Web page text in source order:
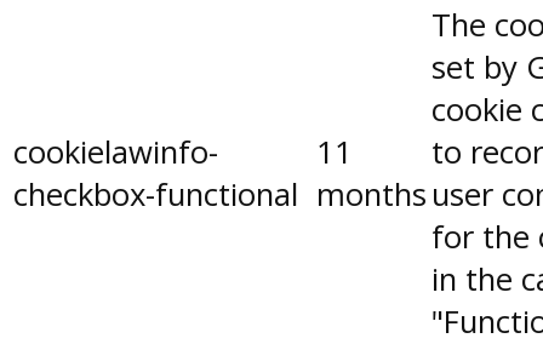
cookielawinfo-
checkbox-functional
11
months
The
set by
cookie
to
user
for the
in the